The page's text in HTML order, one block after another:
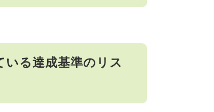
いる達成基準のリス